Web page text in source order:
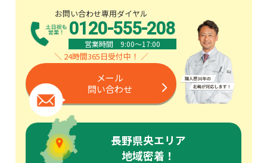
お問い合わせ専用ダイヤル
0120-555-208
営業時間 9:00〜17:00
＼ 24時間365日受付中！ ／
メール
問い合わせ
長野県央エリア
地域密着！